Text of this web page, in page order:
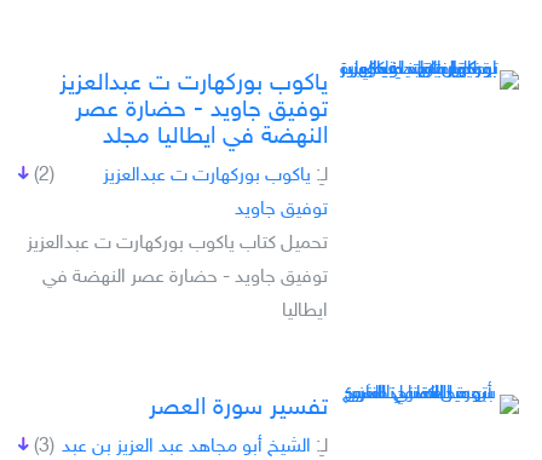
ياكوب بوركھارت ت عبدالعزيز
توفيق جاويد - حضارة عصر
النھضة في ايطاليا مجلد
(2) لـِ: ياكوب بوركھارت ت عبدالعزيز
توفيق جاويد
تحميل كتاب ياكوب بوركھارت ت عبدالعزيز
توفيق جاويد - حضارة عصر النھضة في
ايطاليا
تفسير سورة العصر
(3) لـِ: الشيخ أبو مجاهد عبد العزيز بن عبد